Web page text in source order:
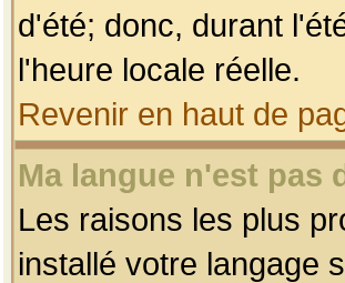
d'été; donc, durant
l'heure locale réelle.
Revenir en haut de
Ma langue n'est pas
Les raisons les plus
installé votre langage